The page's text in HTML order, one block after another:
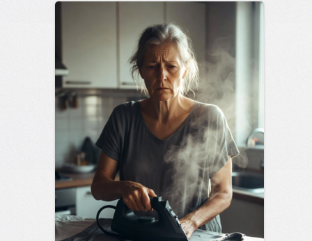
позитива!00:29Сегодня